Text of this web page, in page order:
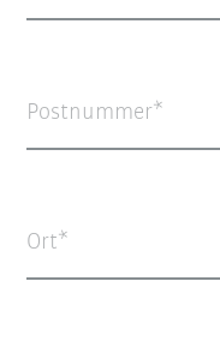
Postnummer
Ort